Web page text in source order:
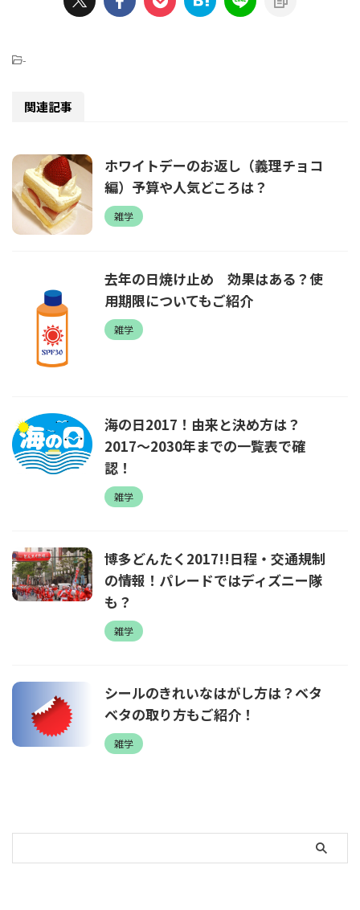
-
関連記事
ホワイトデーのお返し（義理チョコ
編）予算や人気どころは？
雑学
去年の日焼け止め 効果はある？使
用期限についてもご紹介
雑学
海の日2017！由来と決め方は？
2017～2030年までの一覧表で確
認！
雑学
博多どんたく2017!!日程・交通規制
の情報！パレードではディズニー隊
も？
雑学
シールのきれいなはがし方は？ベタ
ベタの取り方もご紹介！
雑学